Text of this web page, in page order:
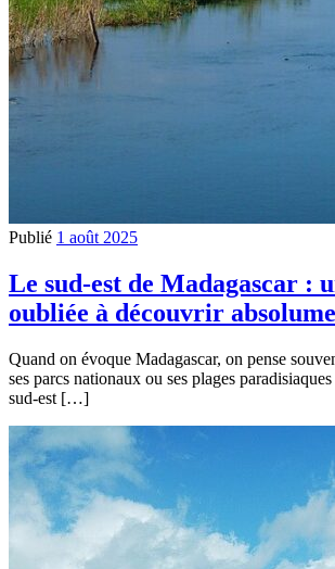
Publié 1 août 2025
Le sud-est de Madagascar :
oubliée à découvrir
Quand on évoque Madagascar, on pense
ses parcs nationaux ou ses plages
sud-est […]